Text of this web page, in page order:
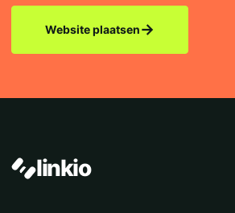
Website plaatsen→
linkio